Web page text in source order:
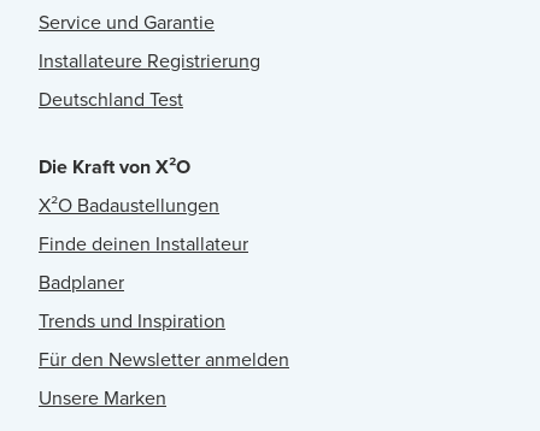
Service und Garantie
Installateure Registrierung
Deutschland Test
Die Kraft von X²O
X²O Badaustellungen
Finde deinen Installateur
Badplaner
Trends und Inspiration
Für den Newsletter anmelden
Unsere Marken